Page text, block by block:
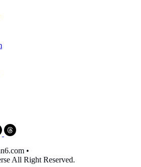
•
All Right Reserved.